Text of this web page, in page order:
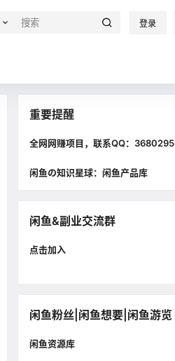
登录
重要提醒
全网网赚项目，联系QQ：3680295
闲鱼の知识星球：闲鱼产品库
闲鱼&副业交流群
点击加入
闲鱼粉丝|闲鱼想要|闲鱼游览
闲鱼资源库